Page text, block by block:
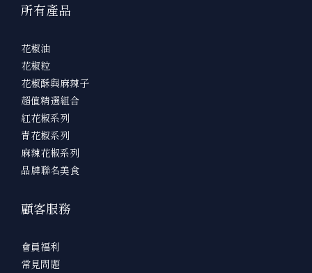
所有產品
花椒油
花椒粒
花椒酥與麻辣子
超值精選組合
紅花椒系列
青花椒系列
麻辣花椒系列
品牌聯名美食
顧客服務
會員福利
常見問題